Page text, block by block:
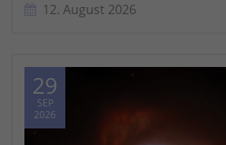
12. August 2026
29
SEP
2026